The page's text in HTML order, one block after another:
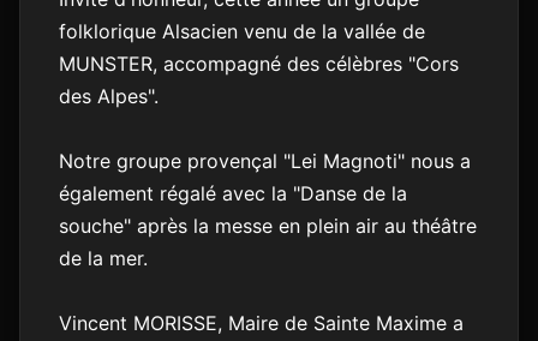
folklorique Alsacien venu de la vallée de
MUNSTER, accompagné des célèbres "Cors
des Alpes".
Notre groupe provençal "Lei Magnoti" nous a
également régalé avec la "Danse de la
souche" après la messe en plein air au théâtre
de la mer.
Vincent MORISSE, Maire de Sainte Maxime a